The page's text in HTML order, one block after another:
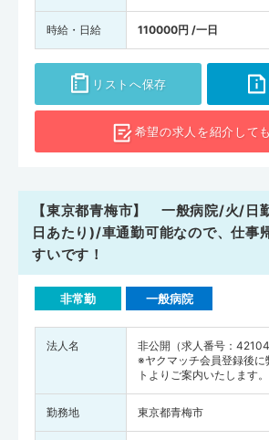
時給・日給 110000円 /一日
リストへ保存
希望の求人を紹介して
【東京都青梅市】 一般病院/火/日
日あたり)/車通勤可能なので、仕事
すいです！
非常勤 一般病院
法人名
非公開（求人番号：
※ヤクマッチ会員登録後に
トよりご案内いたします。
勤務地 東京都青梅市